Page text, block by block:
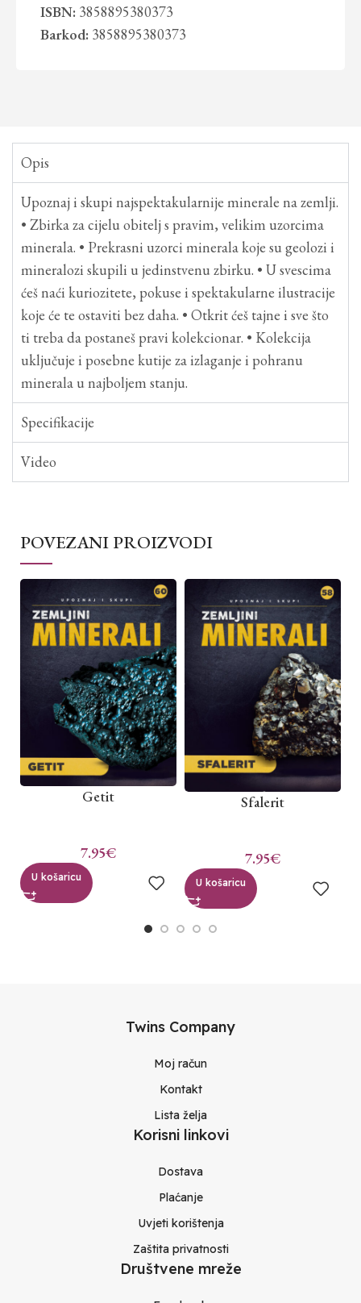
ISBN: 3858895380373
Barkod: 3858895380373
Opis
Upoznaj i skupi najspektakularnije minerale na zemlji.
• Zbirka za cijelu obitelj s pravim, velikim uzorcima
minerala. • Prekrasni uzorci minerala koje su geolozi i
mineralozi skupili u jedinstvenu zbirku. • U svescima
ćeš naći kuriozitete, pokuse i spektakularne ilustracije
koje će te ostaviti bez daha. • Otkrit ćeš tajne i sve što
ti treba da postaneš pravi kolekcionar. • Kolekcija
uključuje i posebne kutije za izlaganje i pohranu
minerala u najboljem stanju.
Specifikacije
Video
POVEZANI PROIZVODI
Getit
7.95€
U košaricu
Sfalerit
7.95€
U košaricu
Twins Company
Moj račun
Kontakt
Lista želja
Korisni linkovi
Dostava
Plaćanje
Uvjeti korištenja
Zaštita privatnosti
Društvene mreže